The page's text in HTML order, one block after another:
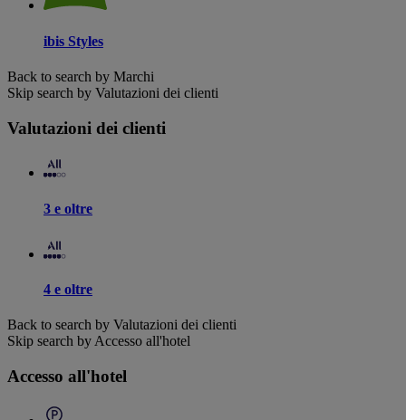
ibis Styles
Back to search by Marchi
Skip search by Valutazioni dei clienti
Valutazioni dei clienti
3 e oltre
4 e oltre
Back to search by Valutazioni dei clienti
Skip search by Accesso all'hotel
Accesso all'hotel